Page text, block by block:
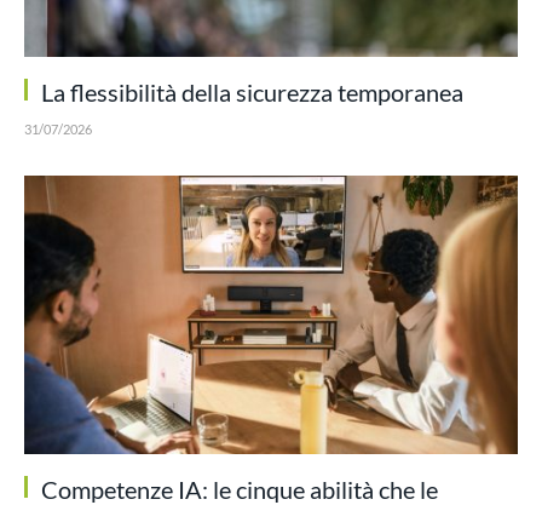
La flessibilità della sicurezza temporanea
31/07/2026
Competenze IA: le cinque abilità che le